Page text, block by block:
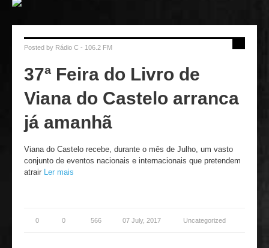
Posted by Rádio C - 106.2 FM
37ª Feira do Livro de
Viana do Castelo arranca
já amanhã
Viana do Castelo recebe, durante o mês de Julho, um vasto
conjunto de eventos nacionais e internacionais que pretendem
atrair Ler mais
0 0 566 07 July, 2017 Uncategorized